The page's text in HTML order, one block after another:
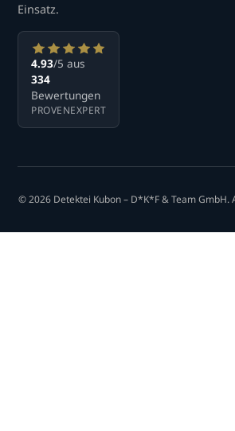
Einsatz.
4.93/5 aus
334
Bewertungen
PROVENEXPERT
© 2026 Detektei Kubon – D*K*F & Team GmbH.